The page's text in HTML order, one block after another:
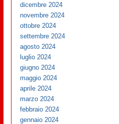
dicembre 2024
novembre 2024
ottobre 2024
settembre 2024
agosto 2024
luglio 2024
giugno 2024
maggio 2024
aprile 2024
marzo 2024
febbraio 2024
gennaio 2024